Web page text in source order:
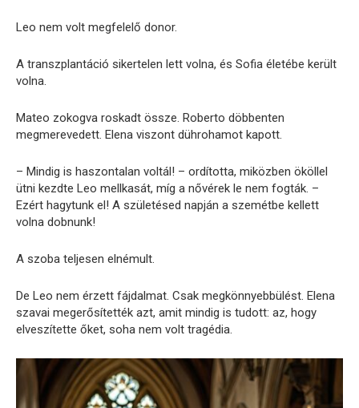
Leo nem volt megfelelő donor.
A transzplantáció sikertelen lett volna, és Sofia életébe került
volna.
Mateo zokogva roskadt össze. Roberto döbbenten
megmerevedett. Elena viszont dührohamot kapott.
– Mindig is haszontalan voltál! – ordította, miközben ököllel
ütni kezdte Leo mellkasát, míg a nővérek le nem fogták. –
Ezért hagytunk el! A születésed napján a szemétbe kellett
volna dobnunk!
A szoba teljesen elnémult.
De Leo nem érzett fájdalmat. Csak megkönnyebbülést. Elena
szavai megerősítették azt, amit mindig is tudott: az, hogy
elveszítette őket, soha nem volt tragédia.